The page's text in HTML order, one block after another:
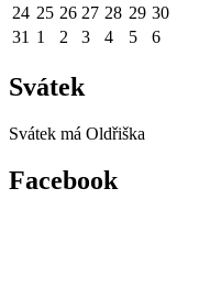
24 25 26 27 28 29 30
31 1 2 3 4 5 6
Svátek
Svátek má Oldřiška
Facebook